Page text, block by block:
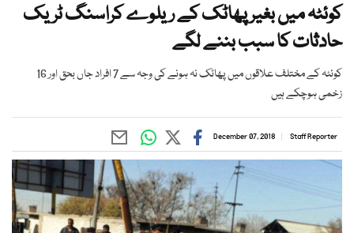
كوئٹہ میں بغیر پھاٹک كے ریلوے كراسنگ ٹریک
حادثات كا سبب بننے لگے
کوئٹہ كے مختلف علاقوں میں پھاٹک نہ ہونے كی وجہ سے 7 افراد جاں بحق اور 16
زخمی ہوچکے ہیں
Staff Reporter
December 07, 2018